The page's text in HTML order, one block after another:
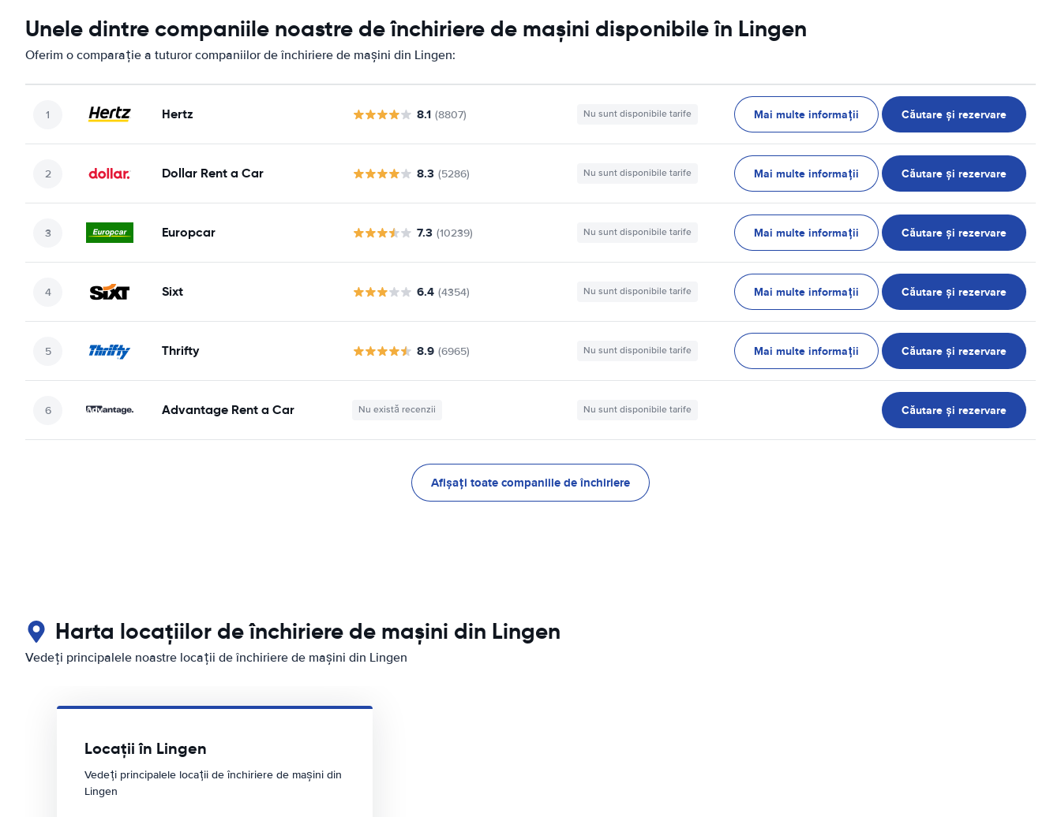
Unele dintre companiile noastre de închiriere de mașini disponibile în Lingen
Oferim o comparație a tuturor companiilor de închiriere de mașini din Lingen:
Hertz 8.1 (8807) Nu sunt disponibile tarife Mai multe informații Căutare și rezervare
Dollar Rent a Car 8.3 (5286) Nu sunt disponibile tarife Mai multe informații Căutare și rezervare
Europcar 7.3 (10239) Nu sunt disponibile tarife Mai multe informații Căutare și rezervare
Sixt 6.4 (4354) Nu sunt disponibile tarife Mai multe informații Căutare și rezervare
Thrifty 8.9 (6965) Nu sunt disponibile tarife Mai multe informații Căutare și rezervare
Advantage Rent a Car Nu există recenzii Nu sunt disponibile tarife Căutare și rezervare
Afișați toate companiile de închiriere
Harta locațiilor de închiriere de mașini din Lingen
Vedeți principalele noastre locații de închiriere de mașini din Lingen
Locații în Lingen
Vedeți principalele locații de închiriere de mașini din
Lingen